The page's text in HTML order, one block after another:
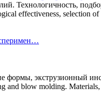
Технологичность,
effectiveness, selection
экструзионный
blow molding.